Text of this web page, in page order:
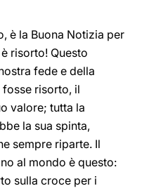
è la Buona Notizia per
risorto! Questo
fede e della
fosse risorto, il
valore; tutta la
la sua spinta,
sempre riparte. Il
al mondo è questo:
sulla croce per i